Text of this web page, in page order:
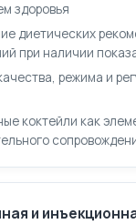
здоровья
диетических
при наличии
режима и
коктейли как
и